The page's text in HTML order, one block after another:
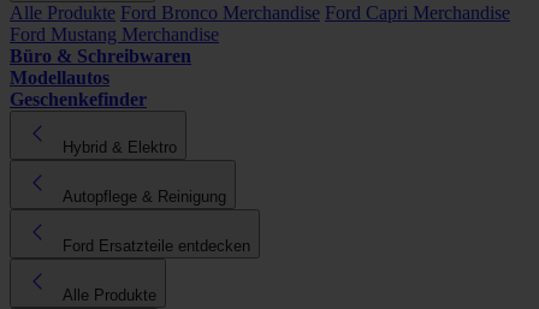
Alle Produkte Ford Bronco Merchandise Ford Capri Merchandise
Ford Mustang Merchandise
Büro & Schreibwaren
Modellautos
Geschenkefinder
Hybrid & Elektro
Autopflege & Reinigung
Ford Ersatzteile entdecken
Alle Produkte